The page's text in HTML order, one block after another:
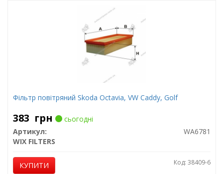
Фільтр повітряний Skoda Octavia, VW Caddy, Golf
383 грн
сьогодні
Артикул:
WA6781
WIX FILTERS
КУПИТИ Код: 38409-6